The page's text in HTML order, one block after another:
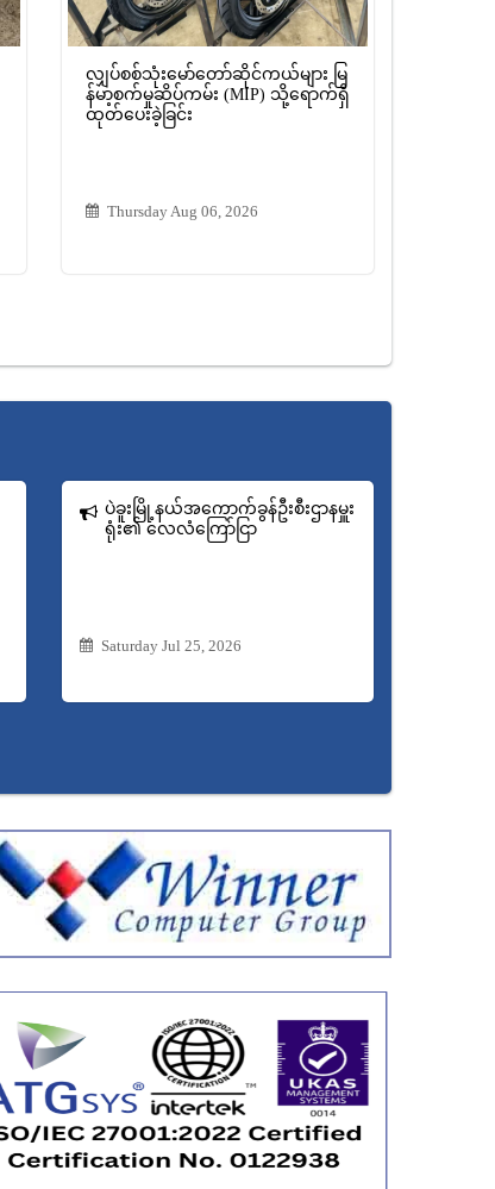
လျှပ်စစ်သုံးမော်တော်ဆိုင်ကယ်များ မြ
န်မာ့စက်မှုဆိပ်ကမ်း (MIP) သို့ရောက်ရှိ
ထုတ်ပေးခဲ့ခြင်း
Thursday Aug 06, 2026
ပဲခူးမြို့နယ်အကောက်ခွန်ဦးစီးဌာနမှူး
ရုံး​၏ လေလံကြော်ငြာ
Saturday Jul 25, 2026